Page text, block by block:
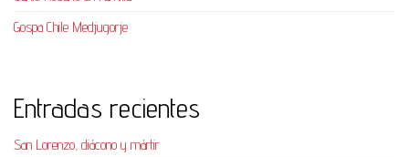
Gospa Chile Medjugorje
Entradas recientes
San Lorenzo, diácono y mártir